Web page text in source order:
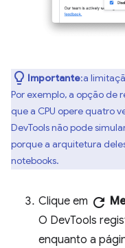
Importante:a
Por exemplo, a opção de
que a CPU opere quatro
DevTools não pode
porque a arquitetura
notebooks.
Clique em refresh
O DevTools
enquanto a